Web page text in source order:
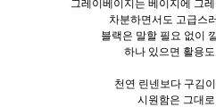
그레이베이지는 베이지에 그
차분하면서도 고급스
블랙은 말할 필요 없이
하나 있으면 활용
천연 린넨보다 구김
시원함은 그대